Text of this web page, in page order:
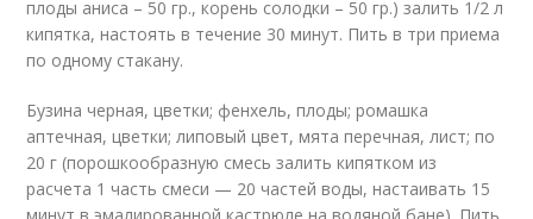
плоды аниса – 50 гр., корень солодки – 50 гр.) залить 1/2 л
кипятка, настоять в течение 30 минут. Пить в три приема
по одному стакану.
Бузина черная, цветки; фенхель, плоды; ромашка
аптечная, цветки; липовый цвет, мята перечная, лист; по
20 г (порошкообразную смесь залить кипятком из
расчета 1 часть смеси — 20 частей воды, настаивать 15